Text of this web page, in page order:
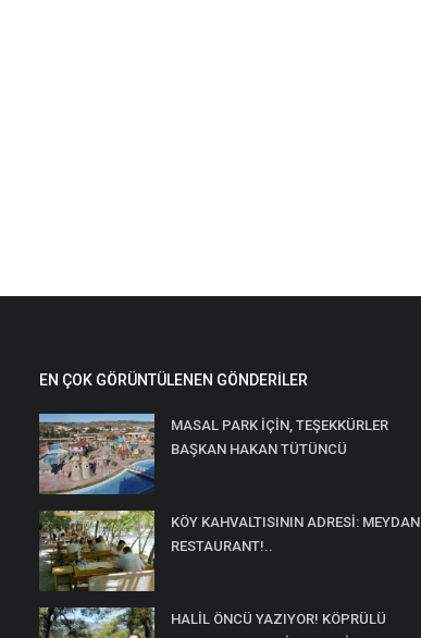
EN ÇOK GÖRÜNTÜLENEN GÖNDERILER
MASAL PARK İÇİN, TEŞEKKÜRLER
BAŞKAN HAKAN TÜTÜNCÜ
KÖY KAHVALTISININ ADRESİ: MEYDAN
RESTAURANT!..
HALİL ÖNCÜ YAZIYOR! KÖPRÜLÜ